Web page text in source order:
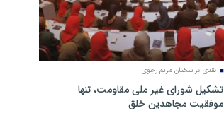
نقدی بر سخنان مریم رجوی
تشکیل شورای غیر ملی مقاومت، تنها
موفقیت مجاهدین خلق